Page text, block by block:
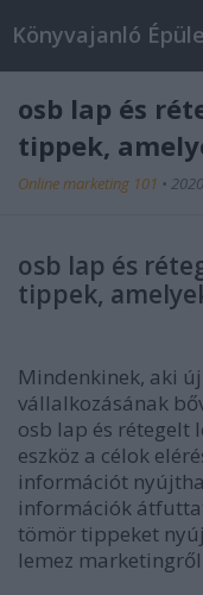
osb lap és
tippek,
Online marketing 101 •
osb lap és
tippek,
Mindenkinek, aki
vállalkozásának
osb lap és rétegelt
eszköz a célok
információt
információk
tömör tippeket
lemez